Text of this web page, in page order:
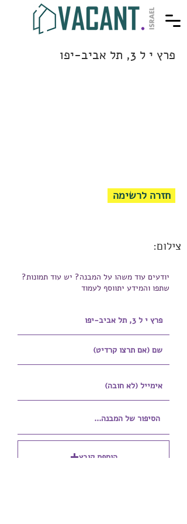
פרץ י ל 3, תל אביב-יפו
חזרה לרשימה
צילום:
יודעים עוד משהו על המבנה? יש עוד תמונות?
שתפו והמידע יתווסף לעמוד
הוספת קובץ